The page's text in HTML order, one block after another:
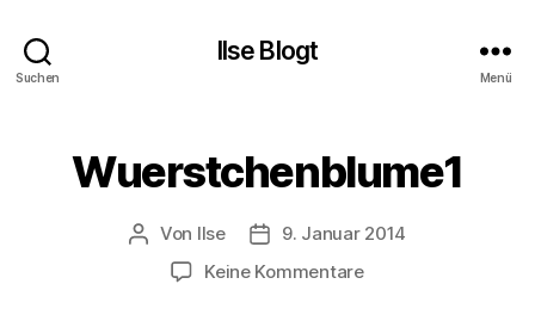
Suchen
Ilse Blogt
Menü
Wuerstchenblume1
Beitragsautor
Von Ilse Beitragsdatum
9. Januar 2014
Keine Kommentarezu